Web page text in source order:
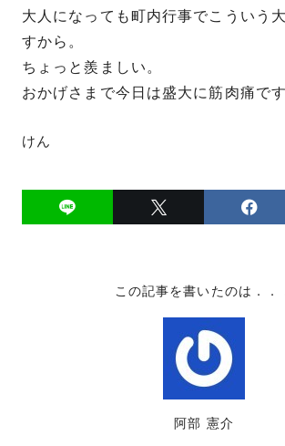
大人になっても町内行事でこういう
すから。
ちょっと羨ましい。
おかげさまで今日は盛大に筋肉痛です
けん
この記事を書いたのは．．
阿部 憲介